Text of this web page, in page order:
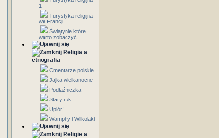
1
Turystyka religijna
we Francji
Świątynie które
warto zobaczyć
Religia a
etnografia
Cmentarze polskie
Jajka wielkanocne
Podłaźniczka
Stary rok
Upiór!
Wampiry i Wilkołaki
Religie a